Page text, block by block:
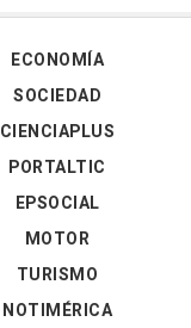
ECONOMÍA
SOCIEDAD
CIENCIAPLUS
PORTALTIC
EPSOCIAL
MOTOR
TURISMO
NOTIMÉRICA